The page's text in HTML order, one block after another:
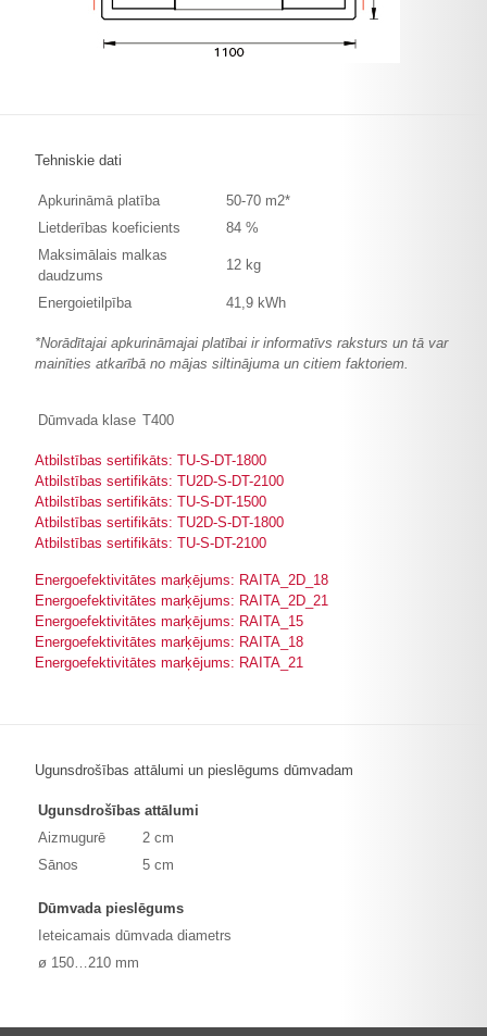
Tehniskie dati
Apkurināmā platība
50-70 m2*
Lietderības koeficients
84 %
Maksimālais malkas
daudzums
12 kg
Energoietilpība 41,9 kWh
*Norādītajai apkurināmajai platībai ir informatīvs raksturs un tā var
mainīties atkarībā no mājas siltinājuma un citiem faktoriem.
Dūmvada klase T400
Atbilstības sertifikāts: TU-S-DT-1800
Atbilstības sertifikāts: TU2D-S-DT-2100
Atbilstības sertifikāts: TU-S-DT-1500
Atbilstības sertifikāts: TU2D-S-DT-1800
Atbilstības sertifikāts: TU-S-DT-2100
Energoefektivitātes marķējums: RAITA_2D_18
Energoefektivitātes marķējums: RAITA_2D_21
Energoefektivitātes marķējums: RAITA_15
Energoefektivitātes marķējums: RAITA_18
Energoefektivitātes marķējums: RAITA_21
Ugunsdrošības attālumi un pieslēgums dūmvadam
Ugunsdrošības attālumi
Aizmugurē
2 cm
Sānos
5 cm
Dūmvada pieslēgums
Ieteicamais dūmvada diametrs
ø 150…210 mm